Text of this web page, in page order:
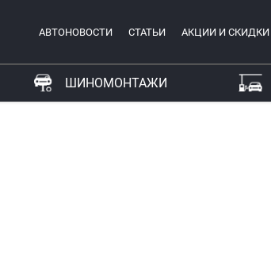
АВТОНОВОСТИ СТАТЬИ АКЦИИ И СКИДКИ
ШИНОМОНТАЖИ